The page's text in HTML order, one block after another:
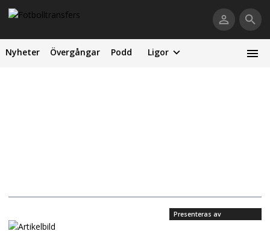
Nyheter Övergångar Podd Ligor
Presenteras av